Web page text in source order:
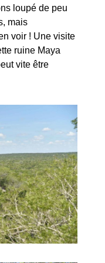
loupé de peu
mais
voir ! Une visite
ruine Maya
vite être